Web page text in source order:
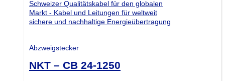
Abzweigstecker
NKT – CB 24-1250